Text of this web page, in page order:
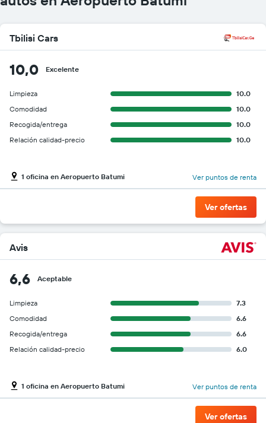
Tbilisi Cars
10,0 Excelente
Limpieza
10.0
Comodidad
10.0
Recogida/entrega
10.0
Relación calidad-precio
10.0
1 oficina en Aeropuerto Batumi Ver puntos de renta
Ver ofertas
Avis
6,6 Aceptable
Limpieza
7.3
Comodidad
6.6
Recogida/entrega
6.6
Relación calidad-precio
6.0
1 oficina en Aeropuerto Batumi Ver puntos de renta
Ver ofertas